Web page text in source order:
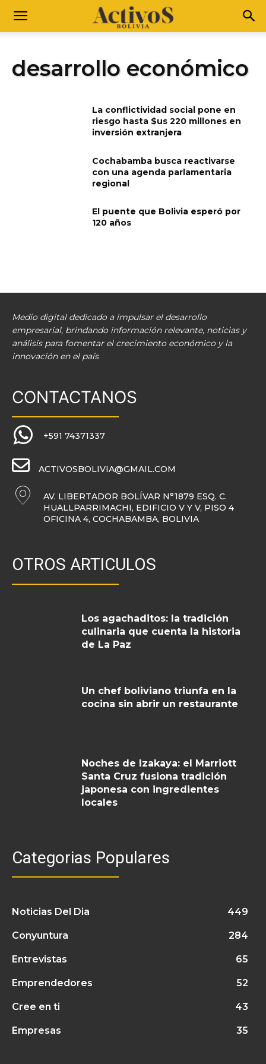
desarrollo económico
La conflictividad social pone en
riesgo hasta $us 220 millones en
inversión extranjera
Cochabamba busca reactivarse
con una agenda parlamentaria
regional
El puente que Bolivia esperó por
120 años
Medio digital dedicado a impulsar el desarrollo
empresarial, brindando información relevante, noticias y
análisis para fomentar el crecimiento económico y la
innovación en el país
CONTACTANOS
+591 74371337
ACTIVOSBOLIVIA@GMAIL.COM
AV. LIBERTADOR BOLÍVAR N°1879 ESQ. C.
HUALLPARRIMACHI, EDIFICIO V Y V, PISO 4
OFICINA 4, COCHABAMBA, BOLIVIA
OTROS ARTICULOS
Los agachaditos: la tradición
culinaria que cuenta la historia
de La Paz
Un chef boliviano triunfa en la
cocina sin abrir un restaurante
Noches de Izakaya: el Marriott
Santa Cruz fusiona tradición
japonesa con ingredientes
locales
Categorias Populares
Noticias Del Dia 449
Conyuntura 284
Entrevistas 65
Emprendedores 52
Cree en ti 43
Empresas 35